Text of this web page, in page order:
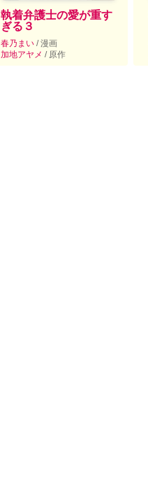
執着弁護士の愛が重す
ぎる３
春乃まい / 漫画
加地アヤメ / 原作